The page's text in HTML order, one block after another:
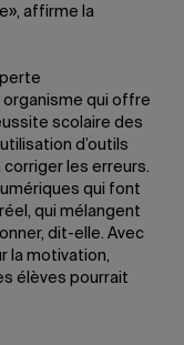
affirme la
qui offre
scolaire des
d’outils
les erreurs.
qui font
qui mélangent
dit-elle. Avec
la motivation,
élèves pourrait